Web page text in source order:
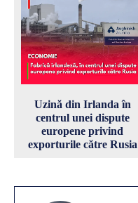
Uzină din Irlanda în
centrul unei dispute
europene privind
exporturile către Rusia